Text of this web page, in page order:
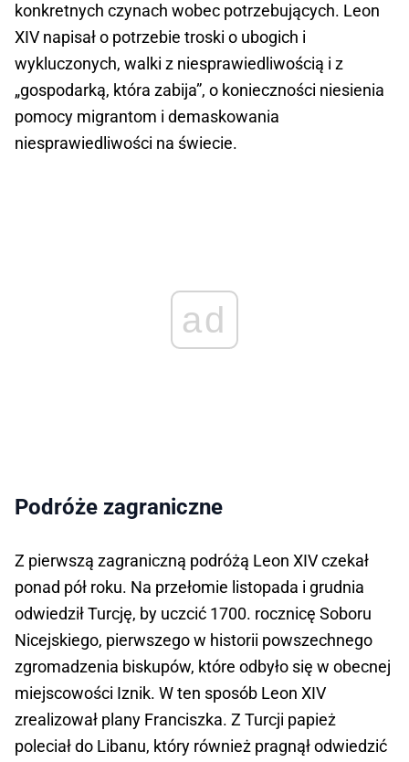
konkretnych czynach wobec potrzebujących. Leon
XIV napisał o potrzebie troski o ubogich i
wykluczonych, walki z niesprawiedliwością i z
„gospodarką, która zabija”, o konieczności niesienia
pomocy migrantom i demaskowania
niesprawiedliwości na świecie.
ad
Podróże zagraniczne
Z pierwszą zagraniczną podróżą Leon XIV czekał
ponad pół roku. Na przełomie listopada i grudnia
odwiedził Turcję, by uczcić 1700. rocznicę Soboru
Nicejskiego, pierwszego w historii powszechnego
zgromadzenia biskupów, które odbyło się w obecnej
miejscowości Iznik. W ten sposób Leon XIV
zrealizował plany Franciszka. Z Turcji papież
poleciał do Libanu, który również pragnął odwiedzić